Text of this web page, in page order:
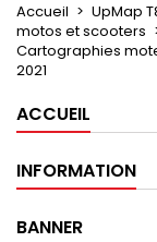
Accueil
UpMap
motos et scooters
Cartographies
2021
ACCUEIL
INFORMATION
BANNER